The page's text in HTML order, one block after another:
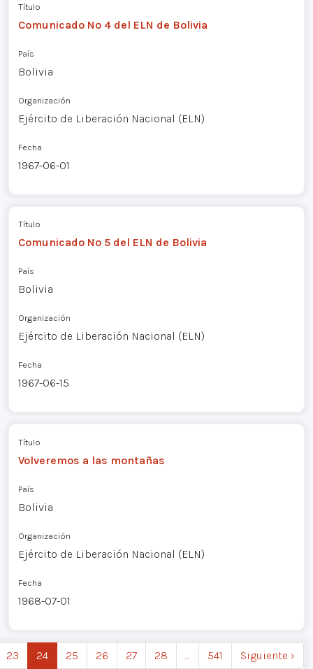
Título
Comunicado Nº 4 del ELN de Bolivia
País
Bolivia
Organización
Ejército de Liberación Nacional (ELN)
Fecha
1967-06-01
Título
Comunicado Nº 5 del ELN de Bolivia
País
Bolivia
Organización
Ejército de Liberación Nacional (ELN)
Fecha
1967-06-15
Título
Volveremos a las montañas
País
Bolivia
Organización
Ejército de Liberación Nacional (ELN)
Fecha
1968-07-01
23 24 25 26 27 28 … 541 Siguiente ›